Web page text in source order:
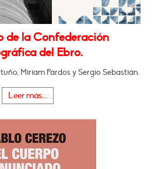
de la Confederación
del Ebro.
Miriam Pardos y Sergio Sebastián.
Leer más...